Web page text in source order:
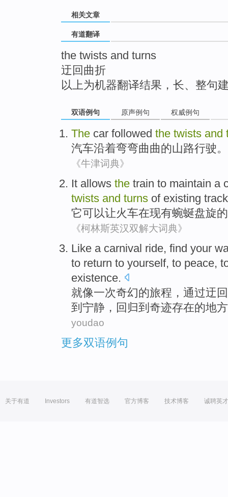
相关文章
有道翻译
the twists and turns
迂回曲折
以上为机器翻译结果，长、整句
双语例句 原声例句 权威例句
The car followed the twists and
汽车沿着弯弯曲曲的山路行驶。
《牛津词典》
It allows the train to maintain a
twists and turns of existing track
它可以让火车在现有蜿蜒盘旋的
《柯林斯英汉双解大词典》
Like a carnival ride, find your
to return to yourself, to peace,
existence.
就像一次奇幻的旅程 ， 通过迂回
到 宁静 ，回归到 奇迹存在的地
youdao
更多双语例句
关于有道 Investors 有道智选 官方博客 技术博客 诚聘英才